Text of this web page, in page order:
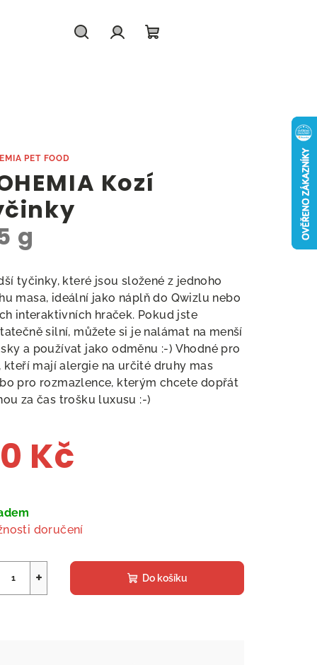
PET FOOD
Kozí
g
tyčinky, které jsou složené z jednoho
masa, ideální jako náplň do Qwizlu nebo
interaktivních hraček. Pokud jste
silní, můžete si je nalámat na menší
a používat jako odměnu :-) Vhodné pro
kteří mají alergie na určité druhy mas
pro rozmazlence, kterým chcete dopřát
za čas trošku luxusu :-)
Kč
doručení
+ Do košíku